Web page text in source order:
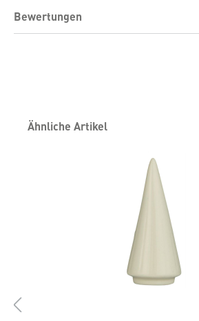
Bewertungen
Produktgalerie überspringen
Ähnliche Artikel